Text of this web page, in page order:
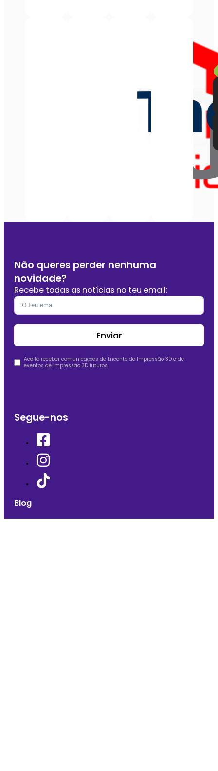
Não queres perder nenhuma
novidade?
Recebe todas as notícias no teu email:
Enviar
Aceito receber comunicações do Enconto de Impressão 3D e de
eventos de impressão 3D futuros.
Segue-nos
Blog